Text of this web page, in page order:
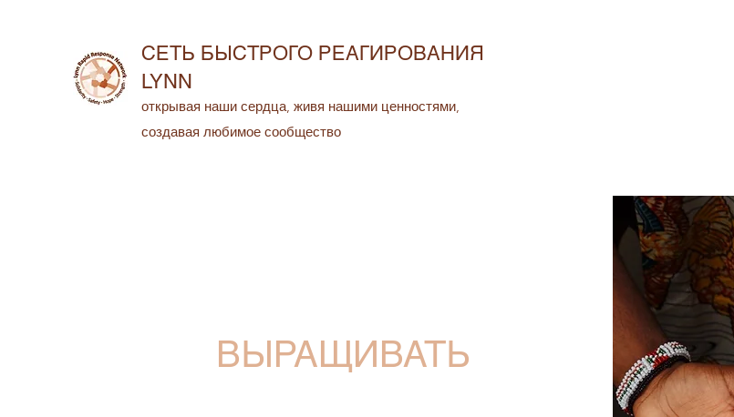
открывая наши сердца, живя нашими ценностями,
создавая любимое сообщество
СЕТЬ БЫСТРОГО РЕАГИРОВАНИЯ
LYNN
ВЫРАЩИВАТЬ